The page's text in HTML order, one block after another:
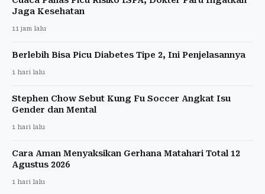
Jaga Kesehatan
11 jam lalu
Berlebih Bisa Picu Diabetes Tipe 2, Ini Penjelasannya
1 hari lalu
Stephen Chow Sebut Kung Fu Soccer Angkat Isu
Gender dan Mental
1 hari lalu
Cara Aman Menyaksikan Gerhana Matahari Total 12
Agustus 2026
1 hari lalu